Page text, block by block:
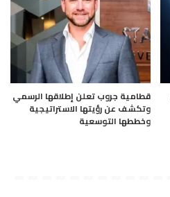
قطامية جروب تعلن إطلاقها الرسمي
وتكشف عن رؤيتها الاستراتيجية
وخططها التوسعية